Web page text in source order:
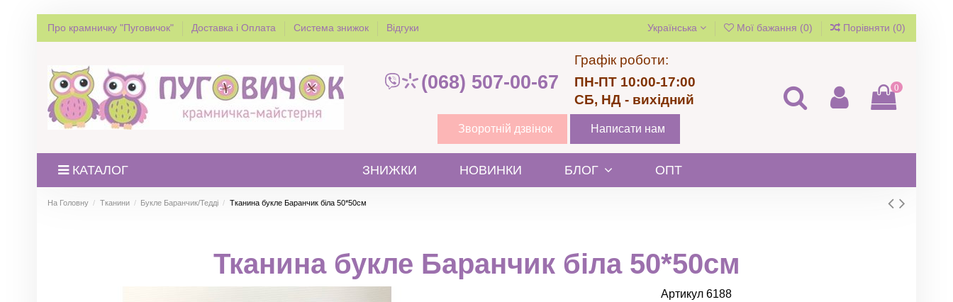
Про крамничку "Пуговичок" Доставка і Оплата Система знижок Відгуки Українська Мої бажання (0) Порівняти (0)
(068) 507-00-67
Графік роботи:
ПН-ПТ 10:00-17:00
СБ, НД - вихідний
Зворотній дзвінок Написати нам
0
КАТАЛОГ ЗНИЖКИ НОВИНКИ БЛОГ ОПТ
На Головну Тканини Букле Баранчик/Тедді Тканина букле Баранчик біла 50*50см
Тканина букле Баранчик біла 50*50см
Артикул 6188